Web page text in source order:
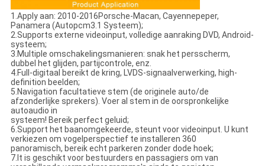
1.Apply aan: 2010-2016Porsche-Macan, Cayennepeper,
Panamera (Autopcm3.1 Systeem);
2.Supports externe videoinput, volledige aanraking DVD, Android-
systeem;
3.Multiple omschakelingsmanieren: snak het persscherm,
dubbel het glijden, partijcontrole, enz.
4.Full-digitaal bereikt de kring, LVDS-signaalverwerking, high-
definition beelden;
5.Navigation facultatieve stem (de originele auto/de
afzonderlijke sprekers). Voer al stem in de oorspronkelijke
autoaudio in
systeem! Bereik perfect geluid;
6.Support het baanomgekeerde, steunt voor videoinput. U kunt
verkiezen om vogelperspectief te installeren 360
panoramisch, bereik echt parkeren zonder dode hoek;
7.It is geschikt voor bestuurders en passagiers om van